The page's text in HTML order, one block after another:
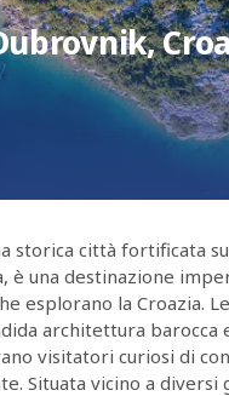
storica città fortificata
è una destinazione
esplorano la Croazia.
architettura barocca
visitatori curiosi di
Situata vicino a diversi